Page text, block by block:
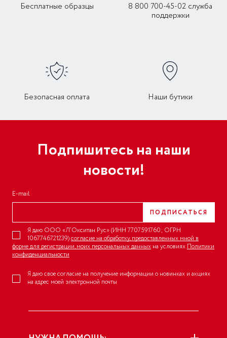
Бесплатные образцы
8 800 700-45-02 служба
поддержки
Безопасная оплата Наши бутики
Подпишитесь на наши
новости!
E-mail
ПОДПИСАТЬСЯ
Я даю ООО «Л’Окситан Рус» (ИНН 7707591760; ОГРН
1067746721239)согласие на обработку, предоставленных мной в
форме для регистрации, моих персональных данных на условиях Политики
конфиденциальности
Я даю свое согласие на получение информации о новинках и акциях
на адрес моей электронной почты